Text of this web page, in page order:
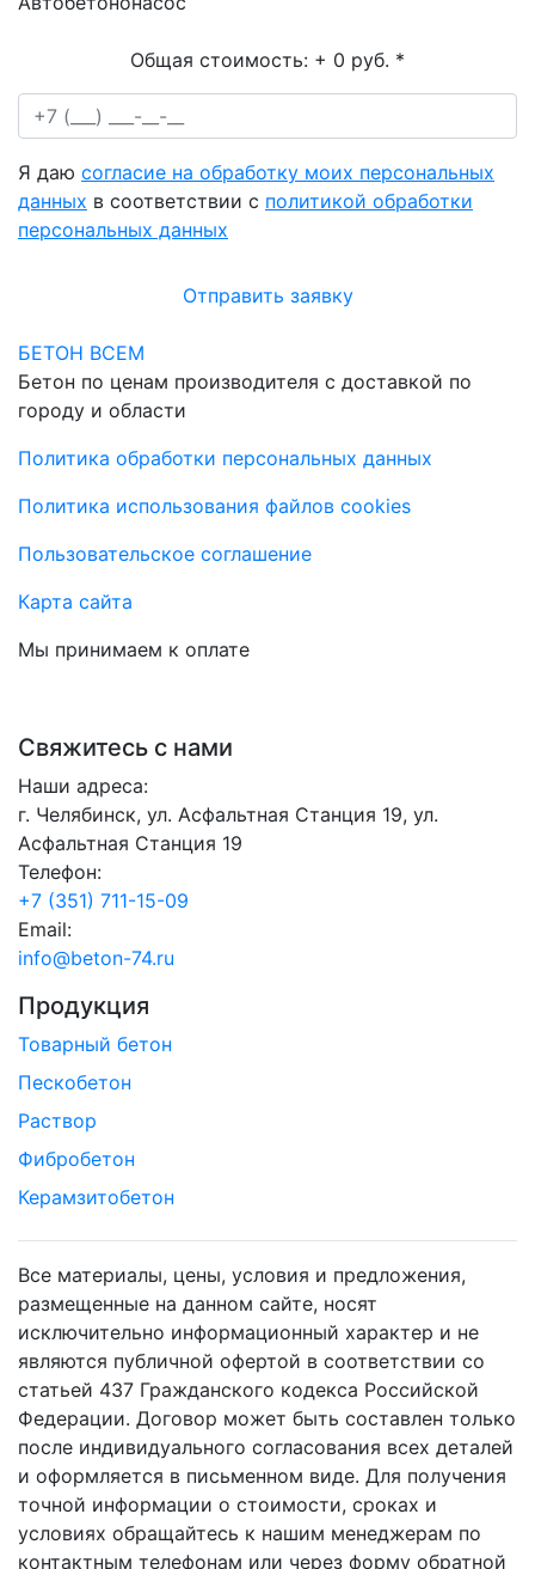
Общая стоимость: + 0 руб. *
Я даю согласие на обработку моих персональных
данных в соответствии с политикой обработки
персональных данных
Отправить заявку
БЕТОН ВСЕМ
Бетон по ценам производителя с доставкой по
городу и области
Политика обработки персональных данных
Политика использования файлов cookies
Пользовательское соглашение
Карта сайта
Мы принимаем к оплате
Свяжитесь с нами
Наши адреса:
г. Челябинск, ул. Асфальтная Станция 19, ул.
Асфальтная Станция 19
Телефон:
+7 (351) 711-15-09
Email:
info@beton-74.ru
Продукция
Товарный бетон
Пескобетон
Раствор
Фибробетон
Керамзитобетон
Все материалы, цены, условия и предложения,
размещенные на данном сайте, носят
исключительно информационный характер и не
являются публичной офертой в соответствии со
статьей 437 Гражданского кодекса Российской
Федерации. Договор может быть составлен только
после индивидуального согласования всех деталей
и оформляется в письменном виде. Для получения
точной информации о стоимости, сроках и
условиях обращайтесь к нашим менеджерам по
контактным телефонам или через форму обратной